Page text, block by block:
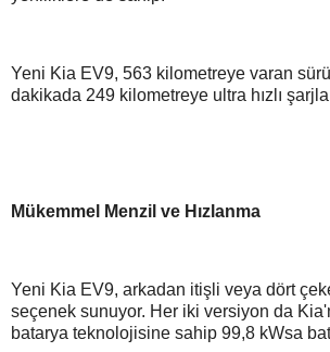
Yeni Kia EV9, 563 kilometreye varan
dakikada 249 kilometreye ultra hızlı şarjla
Mükemmel Menzil ve Hızlanma
Yeni Kia EV9, arkadan itişli veya dört
seçenek sunuyor. Her iki versiyon da
batarya teknolojisine sahip 99,8 kWsa